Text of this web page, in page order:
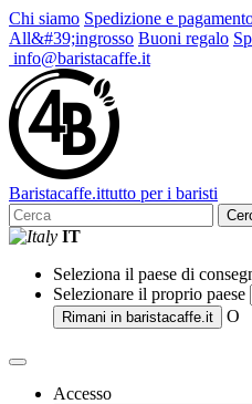
Chi siamo Spedizione e
All&#39;ingrosso Buoni regalo
info@baristacaffe.it
Baristacaffe.ittutto per i baristi
IT
Seleziona il paese di
Selezionare il proprio paese
Rimani in baristacaffe.it O
Accesso